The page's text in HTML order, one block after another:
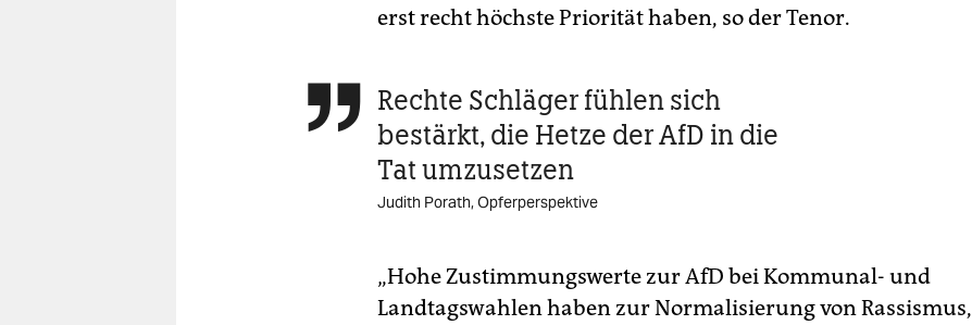
erst recht höchste Priorität haben, so der Tenor.
 Rechte Schläger fühlen sich
bestärkt, die Hetze der AfD in die
Tat umzusetzen
Judith Porath, Opferperspektive
„Hohe Zustimmungswerte zur AfD bei Kommunal- und
Landtagswahlen haben zur Normalisierung von Rassismus,